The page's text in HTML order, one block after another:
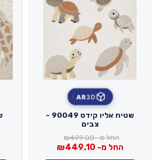
3D
AR
שטיח אליו קידס 90049 -
צבים
החל מ- ₪499.00
החל מ- ₪449.10